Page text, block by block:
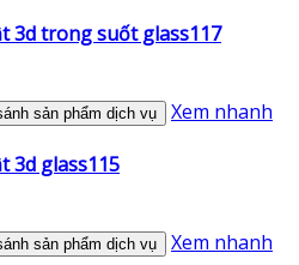
3d trong suốt glass117
sản phẩm dịch vụ Xem nhanh
3d glass115
sản phẩm dịch vụ Xem nhanh